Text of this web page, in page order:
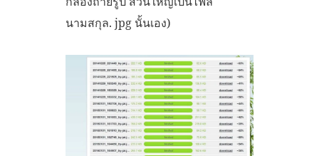
นามสกุล. jpg นั้นเอง)